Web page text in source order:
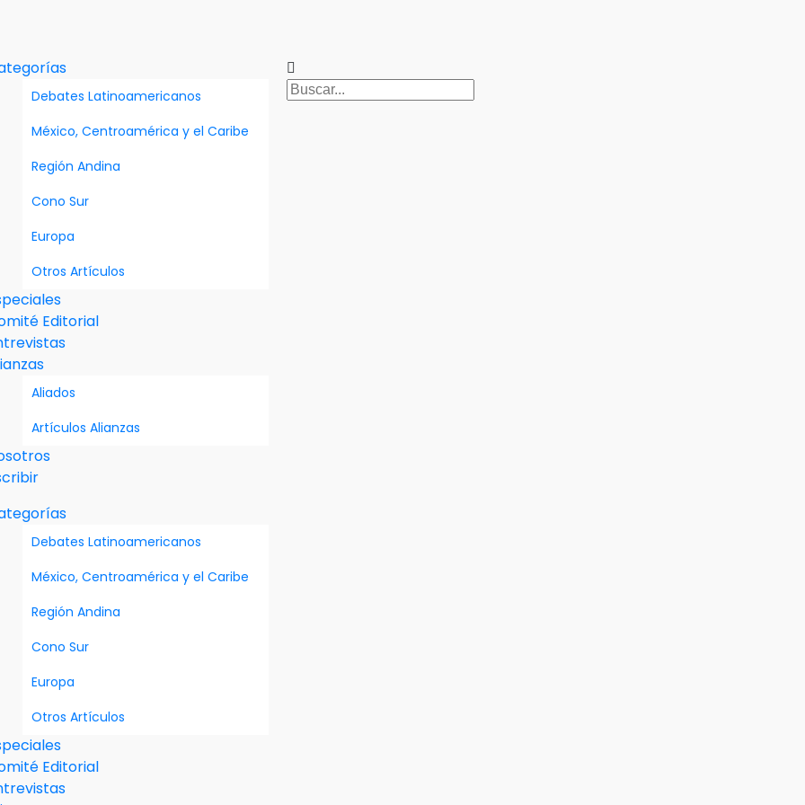
Debates Latinoamericanos
México, Centroamérica y el Caribe
Región Andina
Cono Sur
Europa
Otros Artículos
Editorial
Aliados
Artículos Alianzas
Debates Latinoamericanos
México, Centroamérica y el Caribe
Región Andina
Cono Sur
Europa
Otros Artículos
Editorial